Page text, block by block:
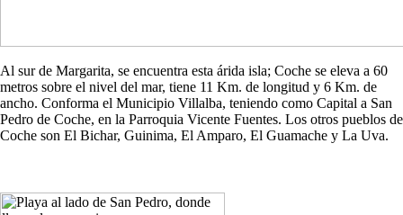
Al sur de Margarita, se encuentra esta árida isla; Coche se eleva a 60
metros sobre el nivel del mar, tiene 11 Km. de longitud y 6 Km. de
ancho. Conforma el Municipio Villalba, teniendo como Capital a San
Pedro de Coche, en la Parroquia Vicente Fuentes. Los otros pueblos de
Coche son El Bichar, Guinima, El Amparo, El Guamache y La Uva.